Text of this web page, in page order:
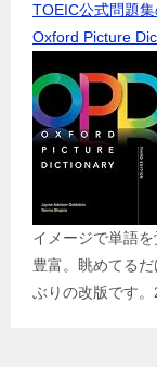
TOEIC公式問題
Oxford Picture
イメージで単語
豊富。眺めてる
ぶりの改版です